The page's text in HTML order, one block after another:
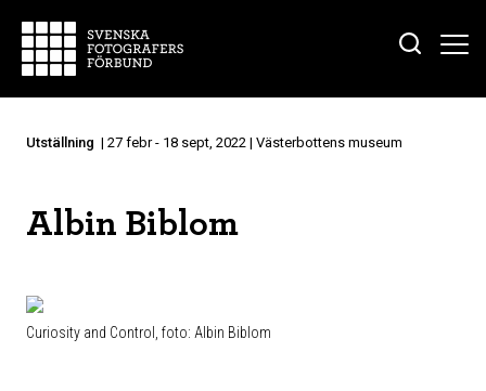
Utställning | 27 febr - 18 sept, 2022 | Västerbottens museum
Albin Biblom
Curiosity and Control, foto: Albin Biblom